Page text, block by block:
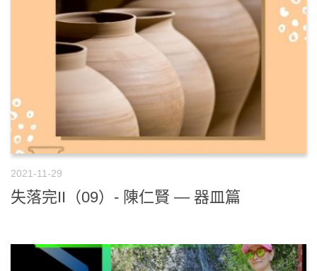
2021-11-29
失落完II（09）- 陳仁賢 — 器皿篇